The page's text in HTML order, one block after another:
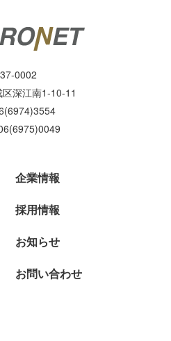
0002
深江南1-10-11
企業情報
採用情報
お知らせ
お問い合わせ